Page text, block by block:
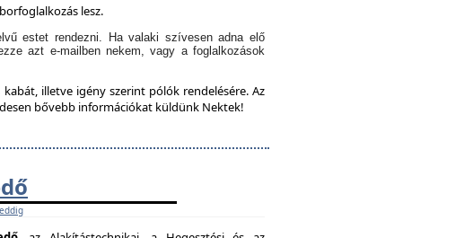
lesz.
estet rendezni. Ha valaki szívesen adna elő
azt e-mailben nekem, vagy a foglalkozások
illetve igény szerint pólók rendelésére. Az
bővebb információkat küldünk Nektek!